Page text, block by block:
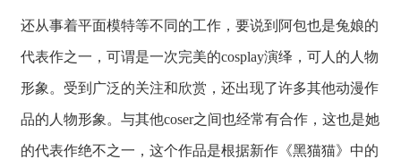
还从事着平面模特等不同的工作，要说到阿包也是兔娘的
代表作之一，可谓是一次完美的cosplay演绎，可人的人物
形象。受到广泛的关注和欣赏，还出现了许多其他动漫作
品的人物形象。与其他coser之间也经常有合作，这也是她
的代表作绝不之一，这个作品是根据新作《黑猫猫》中的